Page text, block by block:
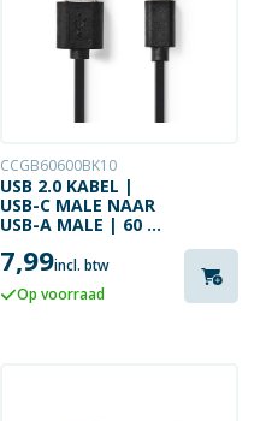
CCGB60600BK10
USB 2.0 KABEL |
USB-C MALE NAAR
USB-A MALE | 60 W
METER
7,99incl. btw
Op voorraad